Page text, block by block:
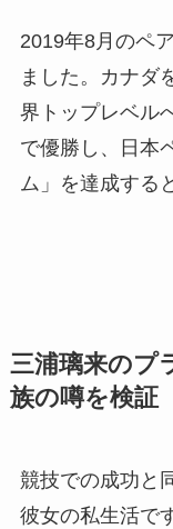
2019年8月のペ
ました。カナダ
界トップレベル
で優勝し、日本
ム」を達成する
三浦璃来のプ
族の噂を検証
競技での成功と
彼女の私生活で